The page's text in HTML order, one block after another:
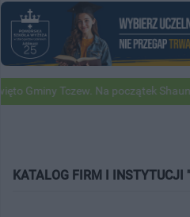
Gminy Tczew. Na początek Shaun
KATALOG FIRM I INSTYTUCJI